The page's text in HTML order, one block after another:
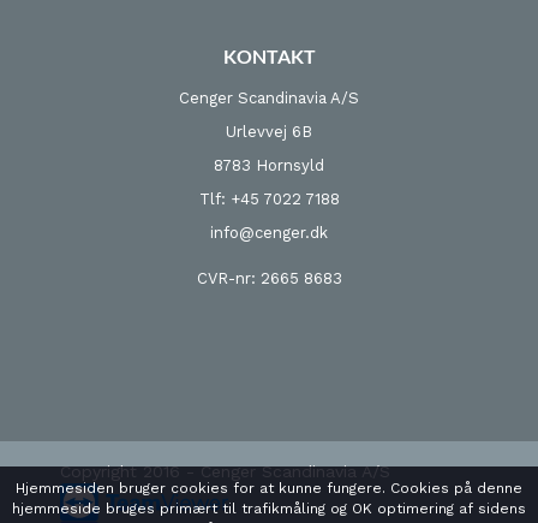
KONTAKT
Cenger Scandinavia A/S
Urlevvej 6B
8783 Hornsyld
Tlf: +45 7022 7188
info@cenger.dk
CVR-nr: 2665 8683
Copyright 2016 - Cenger Scandinavia A/S
Hjemmesiden bruger cookies for at kunne fungere. Cookies på denne
hjemmeside bruges primært til trafikmåling og OK optimering af sidens